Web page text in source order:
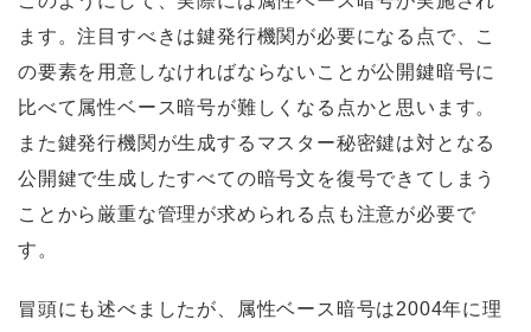
ます。注目すべきは鍵発行機関が必要になる点で、こ
の要素を用意しなければならないことが公開鍵暗号に
比べて属性ベース暗号が難しくなる点かと思います。
また鍵発行機関が生成するマスター秘密鍵は対となる
公開鍵で生成したすべての暗号文を復号できてしまう
ことから厳重な管理が求められる点も注意が必要で
す。
冒頭にも述べましたが、属性ベース暗号は2004年に理